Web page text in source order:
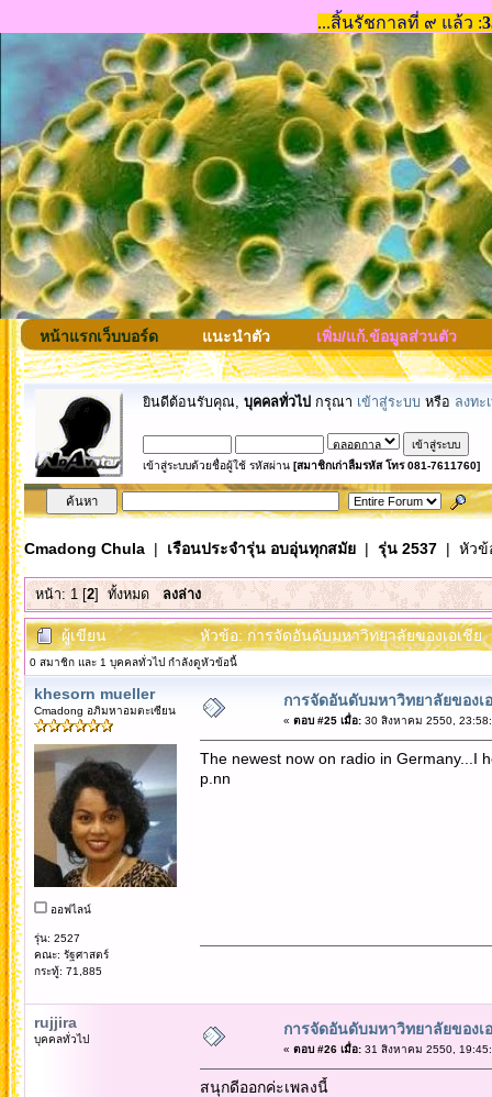
หน้าแรกเว็บบอร์ด แนะนำตัว เพิ่ม/แก้.ข้อมูลส่วนตัว
ยินดีต้อนรับคุณ, บุคคลทั่วไป กรุณา เข้าสู่ระบบ หรือ ลงทะ
เข้าสู่ระบบด้วยชื่อผู้ใช้ รหัสผ่าน [สมาชิกเก่าลืมรหัส โทร 081-7611760]
Cmadong Chula| เรือนประจำรุ่น อบอุ่นทุกสมัย| รุ่น 2537| หัวข้
หน้า:1[2]ทั้งหมด ลงล่าง
ผู้เขียน หัวข้อ: การจัดอันดับมหาวิทยาลัยของเอเชีย
0 สมาชิก และ 1 บุคคลทั่วไป กำลังดูหัวข้อนี้
khesorn mueller
Cmadong อภิมหาอมตะเซียน
ออฟไลน์
รุ่น: 2527
คณะ: รัฐศาสตร์
กระทู้: 71,885
การจัดอันดับมหาวิทยาลัยของเ
« ตอบ #25 เมื่อ:30 สิงหาคม 2550,
The newest now on radio in Germany...I
p.nn
rujjira
บุคคลทั่วไป
การจัดอันดับมหาวิทยาลัยของเ
« ตอบ #26 เมื่อ:31 สิงหาคม 2550,
สนุกดีออกค่ะเพลงนี้